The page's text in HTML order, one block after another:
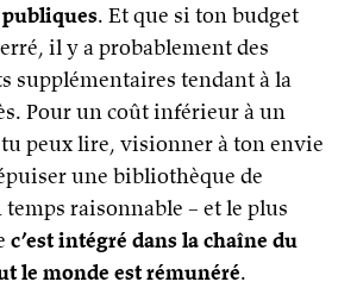
. Et que si ton budget
il y a probablement des
supplémentaires tendant à la
Pour un coût inférieur à un
peux lire, visionner à ton envie
une bibliothèque de
raisonnable – et le plus
c’est intégré dans la chaîne du
le monde est rémunéré.